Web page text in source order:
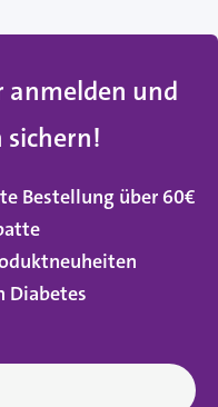
anmelden und
sichern!
Bestellung über 60€
Diabetes